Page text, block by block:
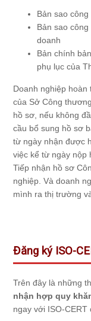
Bản sao
Bản sao
doanh
Bản chính
phụ lục của
Doanh nghiệp
của Sở Công
hồ sơ, nếu không
cầu bổ sung hồ sơ
từ ngày nhận được
việc kể từ ngày nộp
Tiếp nhận hồ sơ
nghiệp. Và doanh
mình ra thị trường
Đăng ký ISO-
Trên đây là những
nhận hợp quy
ngay với ISO-CERT